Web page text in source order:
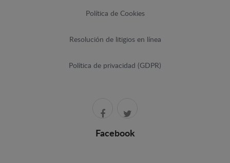
Política de Cookies
Resolución de litigios en línea
Política de privacidad (GDPR)
Facebook